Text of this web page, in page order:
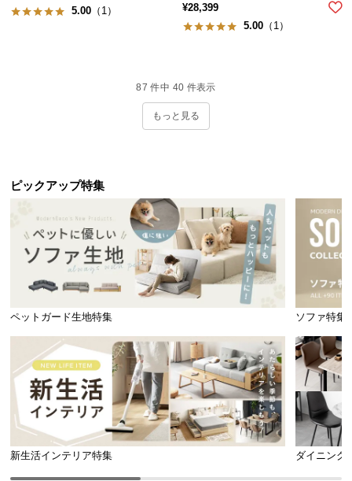
5.00 （1） ¥28,399
5.00 （1）
87 件中 40 件表示
もっと見る
ピックアップ特集
ペットガード生地特集 ソファ特集
新生活インテリア特集 ダイニング